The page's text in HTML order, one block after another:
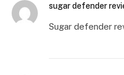
sugar defender
Sugar defender